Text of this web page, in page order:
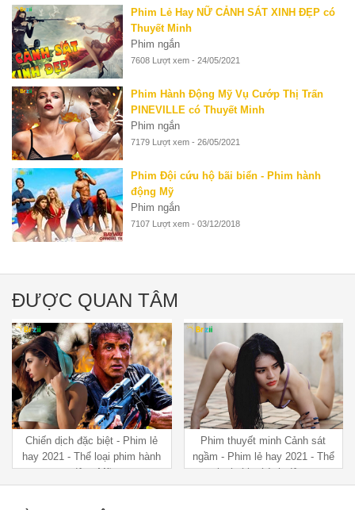
Phim Lẻ Hay NỮ CẢNH SÁT XINH ĐẸP có
Thuyết Minh
Phim ngắn
7608 Lượt xem - 24/05/2021
Phim Hành Động Mỹ Vụ Cướp Thị Trấn
PINEVILLE có Thuyết Minh
Phim ngắn
7179 Lượt xem - 26/05/2021
Phim Đội cứu hộ bãi biển - Phim hành
động Mỹ
Phim ngắn
7107 Lượt xem - 03/12/2018
ĐƯỢC QUAN TÂM
Chiến dịch đặc biệt - Phim lẻ
hay 2021 - Thể loại phim hành
động Mỹ
Phim thuyết minh Cảnh sát
ngầm - Phim lẻ hay 2021 - Thể
loại phim hành động